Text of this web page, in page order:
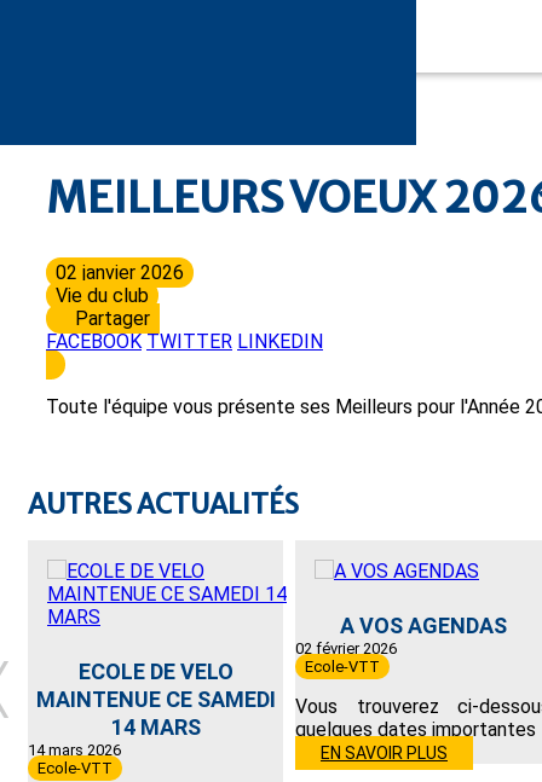
MEILLEURS VOEUX
02 janvier 2026
Vie du club
Partager
FACEBOOK TWITTER LINKEDIN
Toute l'équipe vous présente ses Meilleurs pour l'Année
AUTRES ACTUALITÉS
ECOLE DE VELO
MAINTENUE CE SAMEDI
14 MARS
14 mars 2026
Ecole-VTT
A VOS AGENDAS
02 février 2026
Ecole-VTT
Vous trouverez ci-
quelques dates importantes
EN SAVOIR PLUS